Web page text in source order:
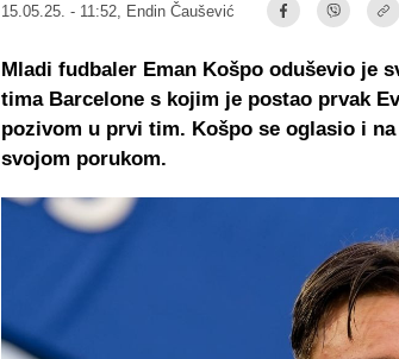
15.05.25. - 11:52, Endin Čaušević
Mladi fudbaler Eman Košpo oduševio je
tima Barcelone s kojim je postao prvak
pozivom u prvi tim. Košpo se oglasio i
svojom porukom.